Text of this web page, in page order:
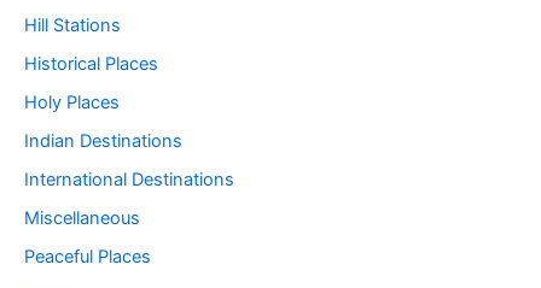
Hill Stations
Historical Places
Holy Places
Indian Destinations
International Destinations
Miscellaneous
Peaceful Places